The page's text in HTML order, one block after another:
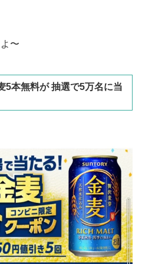
〜
5本無料が 抽選で5万名に当